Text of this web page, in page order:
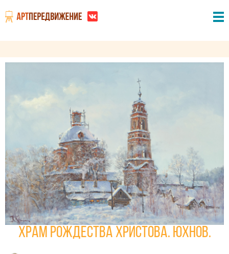
Храм Рождества Христова. Юхнов.